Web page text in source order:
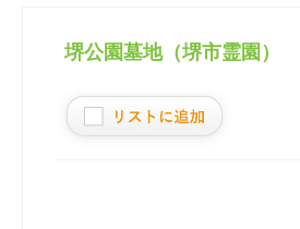
堺公園墓地（堺市霊園）